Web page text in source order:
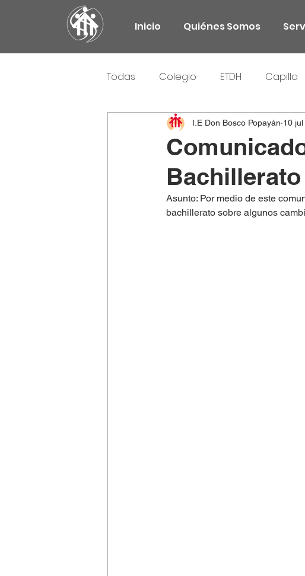
Inicio Quiénes Somos
Todas Colegio ETDH Capilla
Responsabilidad Social
I.E Don Bosco Popayán 10
Asunto: Por medio de este
bachillerato sobre algunos